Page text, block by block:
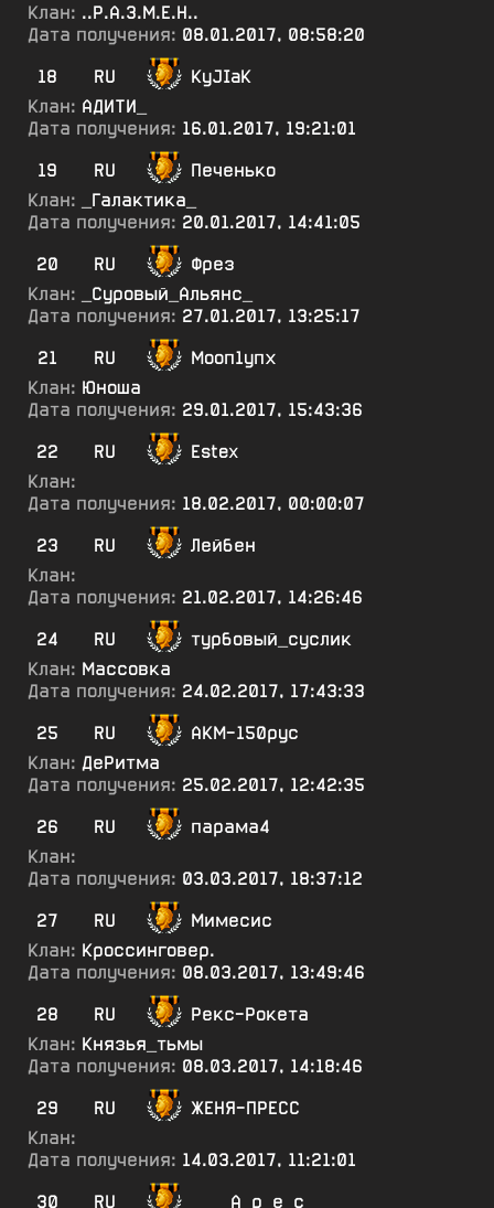
Клан: ..Р.А.З.М.Е.Н..
Дата получения: 08.01.2017, 08:58:20
18
RU
KyJIaK
Клан: АДИТИ_
Дата получения: 16.01.2017, 19:21:01
19
RU
Печенько
Клан:
_Галактика_
Дата получения: 20.01.2017, 14:41:05
20
RU
Фрез
Клан:
_Суровый_Альянс_
Дата получения: 27.01.2017, 13:25:17
21
RU
Мооп1упх
Клан: Юноша
Дата получения: 29.01.2017, 15:43:36
22
RU
Estex
Клан:
Дата получения: 18.02.2017, 00:00:07
23
RU
Лейбен
Клан:
Дата получения: 21.02.2017, 14:26:46
24
RU
турбовый_суслик
Клан: Массовка
Дата получения: 24.02.2017, 17:43:33
25
RU
АКМ-150рус
Клан: ДеРитма
Дата получения: 25.02.2017, 12:42:35
26
RU
парама4
Клан:
Дата получения: 03.03.2017, 18:37:12
27
RU
Мимесис
Клан: Кроссинговер.
Дата получения: 08.03.2017, 13:49:46
28
RU
Рекс-Рокета
Клан: Князья_тьмы
Дата получения: 08.03.2017, 14:18:46
29
RU
ЖЕНЯ-ПРЕСС
Клан:
Дата получения: 14.03.2017, 11:21:01
30
RU ____А_р_е_с_